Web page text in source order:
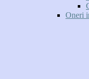
Oneri